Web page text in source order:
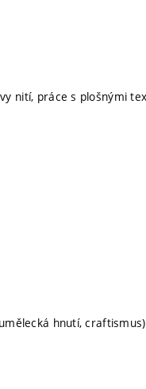
nití, práce s plošnými
hnutí, craftismus)